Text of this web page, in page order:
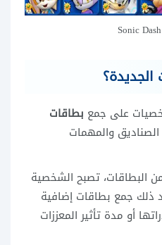
على جمع بطاقات
الصناديق والمهمات
البطاقات، تصبح الشخصية
ذلك جمع بطاقات إضافية
أو مدة تأثير المعززات